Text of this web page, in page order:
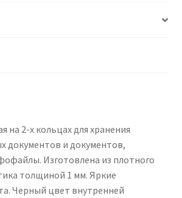
на 2-х кольцах для хранения
документов и документов,
Изготовлена из плотного
толщиной 1 мм. Яркие
Черный цвет внутренней